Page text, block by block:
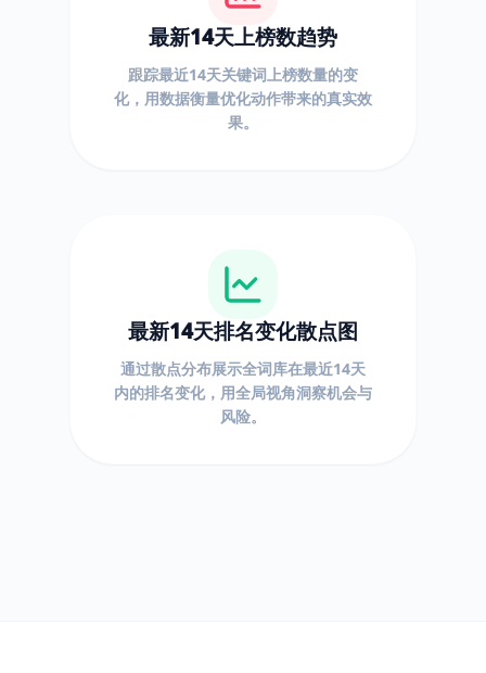
最新14天上榜数趋势
跟踪最近14天关键词上榜数量的变
化，用数据衡量优化动作带来的真实效
果。
最新14天排名变化散点图
通过散点分布展示全词库在最近14天
内的排名变化，用全局视角洞察机会与
风险。